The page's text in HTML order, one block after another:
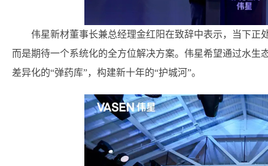
伟星新材董事长兼总经理金红阳在致辞中表示，当下正
而是期待一个系统化的全方位解决方案。伟星希望通过水
差异化的“弹药库”，构建新十年的“护城河”。